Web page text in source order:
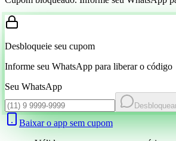
Desbloqueie seu cupom
Informe seu WhatsApp para liberar o código
Seu WhatsApp
Baixar o app sem cupom